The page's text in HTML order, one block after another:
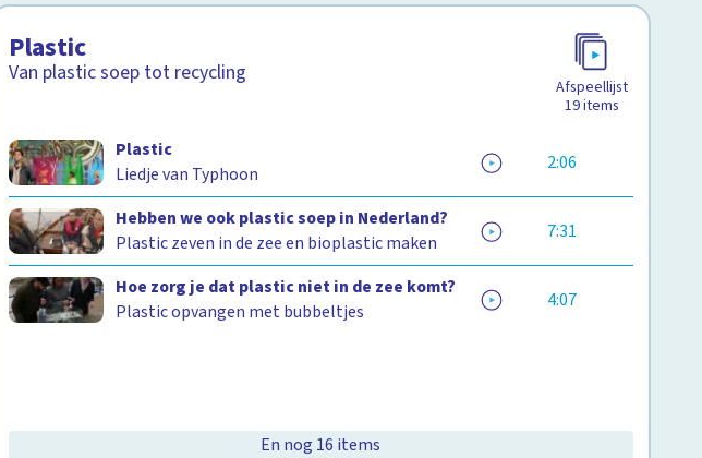
Plastic
Van plastic soep tot recycling
Afspeellijst
19items
Plastic
Liedje van Typhoon
2:06
Hebben we ook plastic soep in Nederland?
Plastic zeven in de zee en bioplastic maken
7:31
Hoe zorg je dat plastic niet in de zee komt?
Plastic opvangen met bubbeltjes
4:07
En nog 16 items